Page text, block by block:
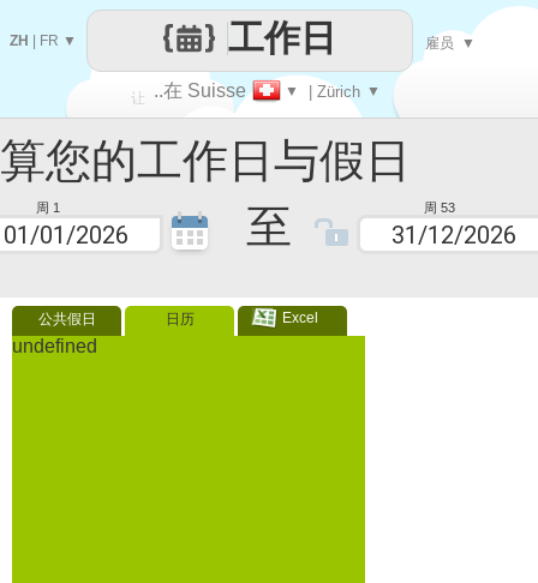
工作日与假日
周 1 至 周 53
公共假日 日历 Excel
undefined
让
每一天
..在 Suisse ▼ | Zürich ▼
工作日
ZH FR ▼ 雇员 ▼